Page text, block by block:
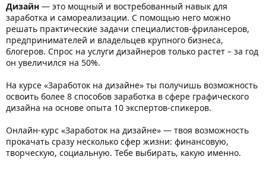
Дизайн — это мощный и востребованный навык для
заработка и самореализации. С помощью него можно
решать практические задачи специалистов-фрилансеров,
предпринимателей и владельцев крупного бизнеса,
блогеров. Спрос на услуги дизайнеров только растет – за год
он увеличился на 50%.
На курсе «Заработок на дизайне» ты получишь возможность
освоить более 8 способов заработка в сфере графического
дизайна на основе опыта 10 экспертов-спикеров.
Онлайн-курс «Заработок на дизайне» — твоя возможность
прокачать сразу несколько сфер жизни: финансовую,
творческую, социальную. Тебе выбирать, какую именно.